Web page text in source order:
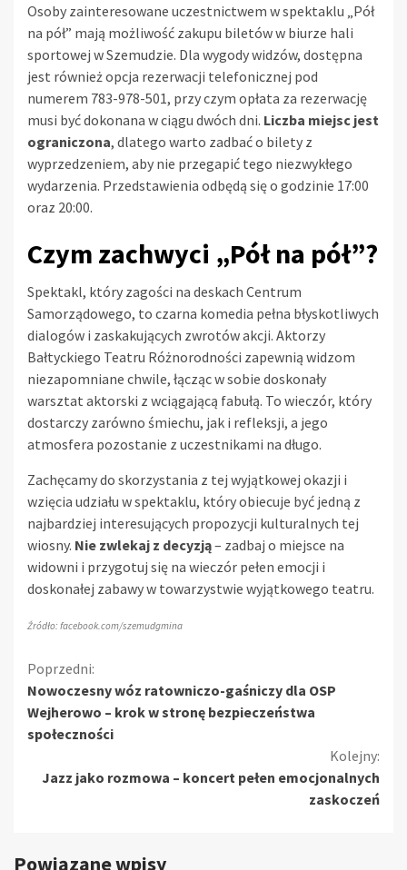
Osoby zainteresowane uczestnictwem w spektaklu „Pół
na pół” mają możliwość zakupu biletów w biurze hali
sportowej w Szemudzie. Dla wygody widzów, dostępna
jest również opcja rezerwacji telefonicznej pod
numerem 783-978-501, przy czym opłata za rezerwację
musi być dokonana w ciągu dwóch dni. Liczba miejsc jest
ograniczona, dlatego warto zadbać o bilety z
wyprzedzeniem, aby nie przegapić tego niezwykłego
wydarzenia. Przedstawienia odbędą się o godzinie 17:00
oraz 20:00.
Czym zachwyci „Pół na pół”?
Spektakl, który zagości na deskach Centrum
Samorządowego, to czarna komedia pełna błyskotliwych
dialogów i zaskakujących zwrotów akcji. Aktorzy
Bałtyckiego Teatru Różnorodności zapewnią widzom
niezapomniane chwile, łącząc w sobie doskonały
warsztat aktorski z wciągającą fabułą. To wieczór, który
dostarczy zarówno śmiechu, jak i refleksji, a jego
atmosfera pozostanie z uczestnikami na długo.
Zachęcamy do skorzystania z tej wyjątkowej okazji i
wzięcia udziału w spektaklu, który obiecuje być jedną z
najbardziej interesujących propozycji kulturalnych tej
wiosny. Nie zwlekaj z decyzją– zadbaj o miejsce na
widowni i przygotuj się na wieczór pełen emocji i
doskonałej zabawy w towarzystwie wyjątkowego teatru.
Źródło: facebook.com/szemudgmina
Kontynuuj
czytanie
Poprzedni:
Nowoczesny wóz ratowniczo-gaśniczy dla OSP
Wejherowo – krok w stronę bezpieczeństwa
społeczności
Kolejny:
Jazz jako rozmowa – koncert pełen emocjonalnych
zaskoczeń
Powiązane wpisy